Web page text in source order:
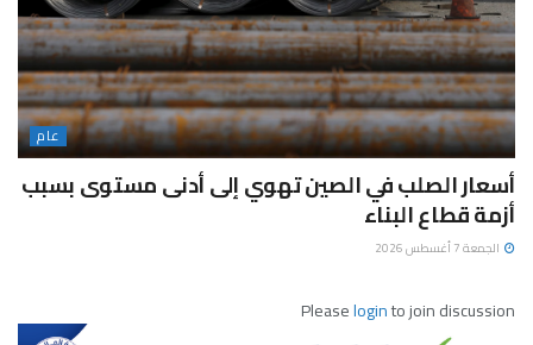
عام
أسعار الصلب في الصين تهوي إلى أدنى مستوى بسبب
أزمة قطاع البناء
الجمعة 7 أغسطس 2026
Pleaseloginto join discussion